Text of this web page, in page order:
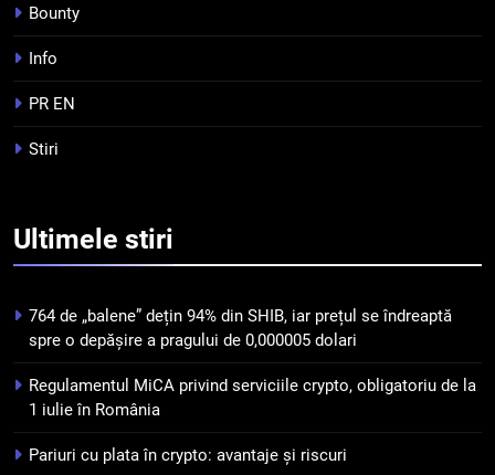
4
criptomonedelor în 2026
INFO
pierdut jumătate din aceștia
puțin de 24 de ore
6
Banii digitali și arhitectura
încrederii: O nouă viziune asupra
Bounty
Info
PR EN
Stiri
Ultimele stiri
764 de „balene” dețin 94% din SHIB, iar prețul se îndreaptă
spre o depășire a pragului de 0,000005 dolari
Regulamentul MiCA privind serviciile crypto, obligatoriu de la
1 iulie în România
Pariuri cu plata în crypto: avantaje și riscuri